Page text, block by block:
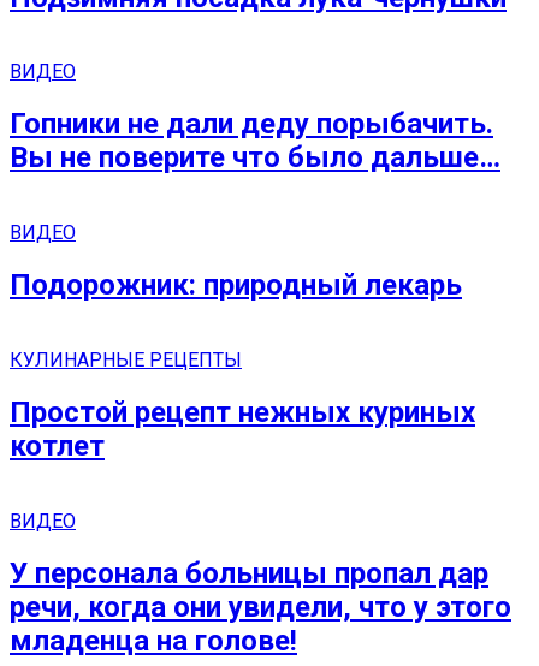
ВИДЕО
Гопники не дали деду порыбачить.
Вы не поверите что было дальше…
ВИДЕО
Подорожник: природный лекарь
КУЛИНАРНЫЕ РЕЦЕПТЫ
Простой рецепт нежных куриных
котлет
ВИДЕО
У персонала больницы пропал дар
речи, когда они увидели, что у этого
младенца на голове!